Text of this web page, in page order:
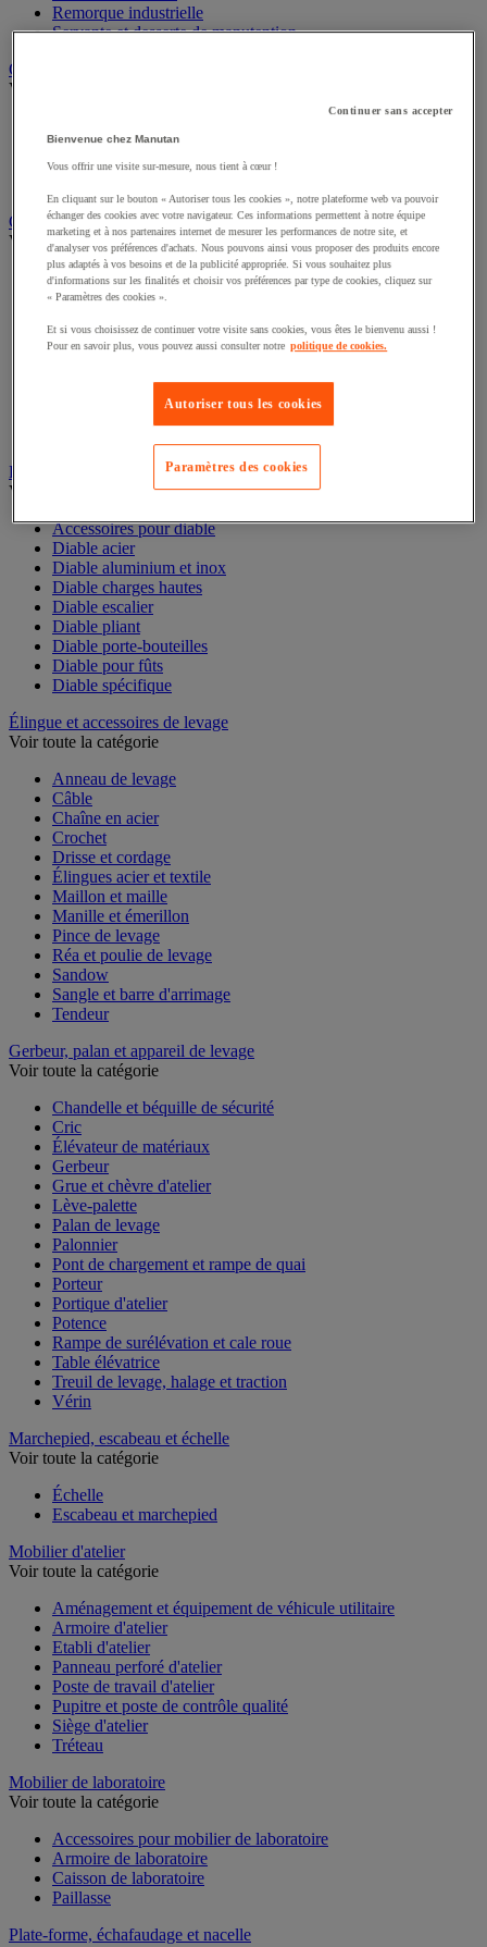
Remorque industrielle
Servante et desserte de manutention
Chauffage, rafraîchisseur et déshumidificateur
Voir toute la catégorie
Chauffage au gaz
Chauffage électrique
Convoyeur
Voir toute la catégorie
Accessoires pour convoyeur
Bille de manutention
Convoyeur extensible et mobile
Convoyeur motorisé à bande
Rail et barrette de manutention
Rouleau de manutention et galet pour convoyeur
Diable
Voir toute la catégorie
Accessoires pour diable
Diable acier
Diable aluminium et inox
Diable charges hautes
Diable escalier
Diable pliant
Diable porte-bouteilles
Diable pour fûts
Diable spécifique
Élingue et accessoires de levage
Voir toute la catégorie
Anneau de levage
Câble
Chaîne en acier
Crochet
Drisse et cordage
Élingues acier et textile
Maillon et maille
Manille et émerillon
Pince de levage
Réa et poulie de levage
Sandow
Sangle et barre d'arrimage
Tendeur
Gerbeur, palan et appareil de levage
Voir toute la catégorie
Chandelle et béquille de sécurité
Cric
Élévateur de matériaux
Gerbeur
Grue et chèvre d'atelier
Lève-palette
Palan de levage
Palonnier
Pont de chargement et rampe de quai
Porteur
Portique d'atelier
Potence
Rampe de surélévation et cale roue
Table élévatrice
Treuil de levage, halage et traction
Vérin
Marchepied, escabeau et échelle
Voir toute la catégorie
Échelle
Escabeau et marchepied
Mobilier d'atelier
Voir toute la catégorie
Aménagement et équipement de véhicule utilitaire
Armoire d'atelier
Etabli d'atelier
Panneau perforé d'atelier
Poste de travail d'atelier
Pupitre et poste de contrôle qualité
Siège d'atelier
Tréteau
Mobilier de laboratoire
Voir toute la catégorie
Accessoires pour mobilier de laboratoire
Armoire de laboratoire
Caisson de laboratoire
Paillasse
Plate-forme, échafaudage et nacelle
Continuer sans accepter
Bienvenue chez Manutan
Vous offrir une visite sur-mesure, nous tient à cœur !
En cliquant sur le bouton « Autoriser tous les cookies », notre plateforme web va pouvoir
échanger des cookies avec votre navigateur. Ces informations permettent à notre équipe
marketing et à nos partenaires internet de mesurer les performances de notre site, et
d'analyser vos préférences d'achats. Nous pouvons ainsi vous proposer des produits encore
plus adaptés à vos besoins et de la publicité appropriée. Si vous souhaitez plus
d'informations sur les finalités et choisir vos préférences par type de cookies, cliquez sur
« Paramètres des cookies ».
Et si vous choisissez de continuer votre visite sans cookies, vous êtes le bienvenu aussi !
Pour en savoir plus, vous pouvez aussi consulter notre politique de cookies.
Autoriser tous les cookies
Paramètres des cookies